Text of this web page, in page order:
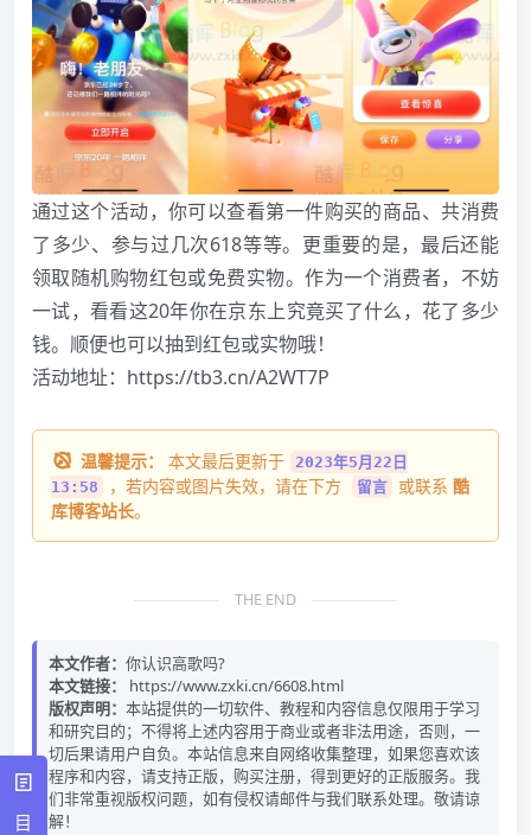
通过这个活动，你可以查看第一件购买的商品、共消费
了多少、参与过几次618等等。更重要的是，最后还能
领取随机购物红包或免费实物。作为一个消费者，不妨
一试，看看这20年你在京东上究竟买了什么，花了多少
钱。顺便也可以抽到红包或实物哦！
活动地址： https://tb3.cn/A2WT7P
温馨提示： 本文最后更新于 2023年5月22日
13:58
，若内容或图片失效，请在下方 留言 或联系 酷
库博客站长。
THE END
本文作者： 你认识高歌吗?
本文链接：
https://www.zxki.cn/6608.html
版权声明： 本站提供的一切软件、教程和内容信息仅限用于学习
和研究目的；不得将上述内容用于商业或者非法用途，否则，一
切后果请用户自负。本站信息来自网络收集整理，如果您喜欢该
程序和内容，请支持正版，购买注册，得到更好的正版服务。我
们非常重视版权问题，如有侵权请邮件与我们联系处理。敬请谅
解！
目